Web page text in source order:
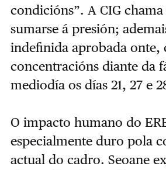
condicións”. A CIG
sumarse á presión;
indefinida aprobada onte,
concentracións diante da
mediodía os días 21, 27 e
O impacto humano do
especialmente duro pola
actual do cadro. Seoane